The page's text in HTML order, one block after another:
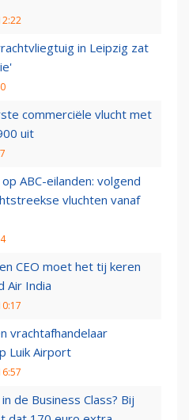
in Leipzig zat
commerciële vlucht met
uit
ABC-eilanden: volgend
vluchten vanaf
CEO moet het tij keren
Air India
vrachtafhandelaar
Luik Airport
de Business Class? Bij